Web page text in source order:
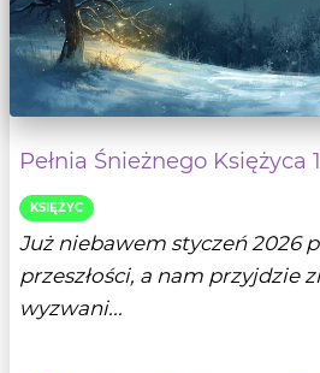
Pełnia Śnieżnego Księżyca
KSIĘŻYC
Już niebawem styczeń 2026
przeszłości, a nam przyjdzie
wyzwani...